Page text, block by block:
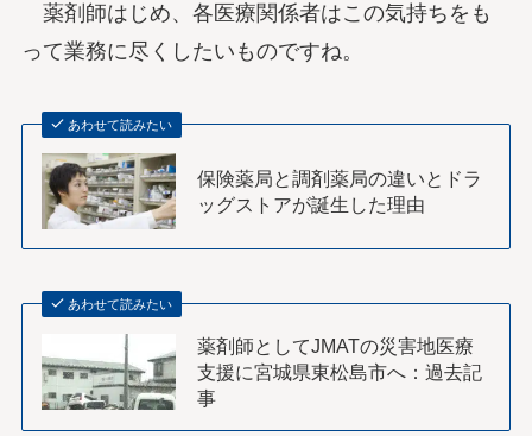
薬剤師はじめ、各医療関係者はこの気持ちをも
って業務に尽くしたいものですね。
あわせて読みたい
保険薬局と調剤薬局の違いとドラ
ッグストアが誕生した理由
あわせて読みたい
薬剤師としてJMATの災害地医療
支援に宮城県東松島市へ：過去記
事